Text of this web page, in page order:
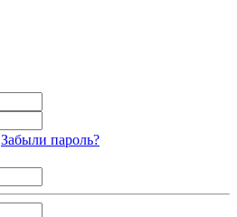
Забыли пароль?